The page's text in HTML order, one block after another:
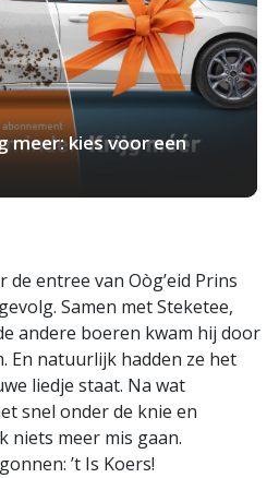
meer: kies voor een
entree van Oòg’eid Prins
Samen met Steketee,
andere boeren kwam hij door
En natuurlijk hadden ze het
liedje staat. Na wat
snel onder de knie en
niets meer mis gaan.
’t Is Koers!